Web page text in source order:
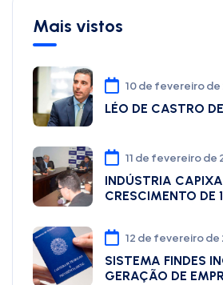
Mais vistos
10 de fevereiro de
LÉO DE CASTRO
11 de fevereiro de
INDÚSTRIA
CRESCIMENTO DE
12 de fevereiro de
SISTEMA FINDES
GERAÇÃO DE